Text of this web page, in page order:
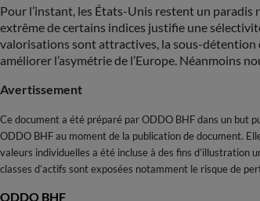
Pour l’instant, les États-Unis restent un
extrême de certains indices justifie une
valorisations sont attractives, la sous-détention
améliorer l’asymétrie de l’Europe. Néanmoins
Avertissement
Ce document a été préparé par ODDO BHF dans un but
ODDO BHF au moment de la publication de document.
valeurs individuelles a été incluse à des fins d’illustration
classes d’actifs sont exposées notamment le risque de
ODDO BHF